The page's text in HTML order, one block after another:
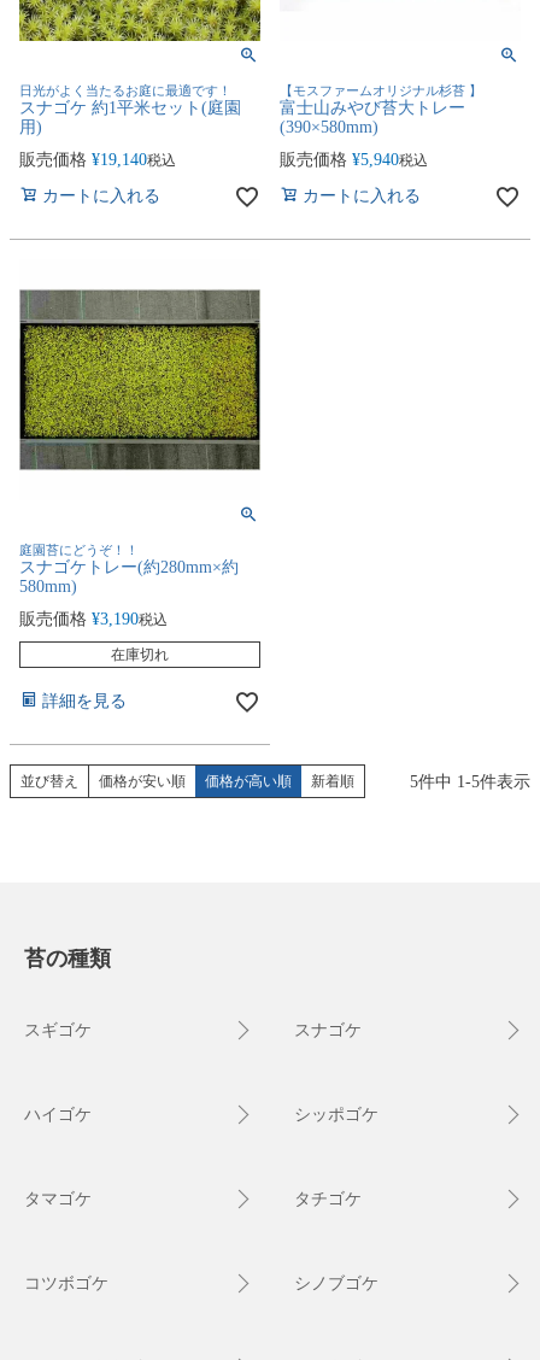
日光がよく当たるお庭に最適です！
スナゴケ 約1平米セット(庭園
用)
販売価格 ¥19,140税込
カートに入れる
【モスファームオリジナル杉苔 】
富士山みやび苔大トレー
(390×580mm)
販売価格 ¥5,940税込
カートに入れる
庭園苔にどうぞ！！
スナゴケトレー(約280mm×約
580mm)
販売価格 ¥3,190税込
在庫切れ
詳細を見る
並び替え 価格が安い順 価格が高い順 新着順 5件中 1 -5件表示
苔の種類
スギゴケ スナゴケ
ハイゴケ シッポゴケ
タマゴケ タチゴケ
コツボゴケ シノブゴケ